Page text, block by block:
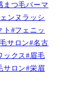
まつ毛パーマ
ンヌラッシ
ト#フェニッ
サロン#名古
ックス#眉毛
サロン#栄眉